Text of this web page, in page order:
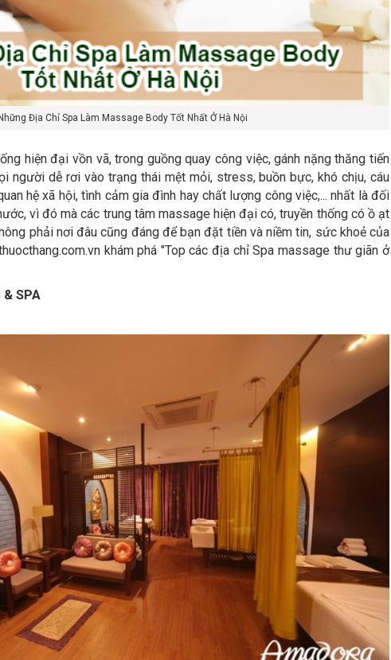
Những Địa Chỉ Spa Làm Massage Body Tốt Nhất Ở Hà Nội
hiện đại vồn vã, trong guồng quay công việc, gánh nặng thăng tiến
người dễ rơi vào trạng thái mệt mỏi, stress, buồn bực, khó chịu, cáu
hệ xã hội, tình cảm gia đình hay chất lượng công việc,... nhất là đối
vì đó mà các trung tâm massage hiện đại có, truyền thống có ồ ạt
phải nơi đâu cũng đáng để bạn đặt tiền và niềm tin, sức khoẻ của
khám phá "Top các địa chỉ Spa massage thư giãn ở
& SPA